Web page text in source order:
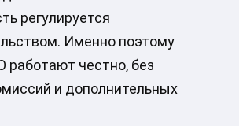
регулируется
Именно поэтому
работают честно, без
и дополнительных